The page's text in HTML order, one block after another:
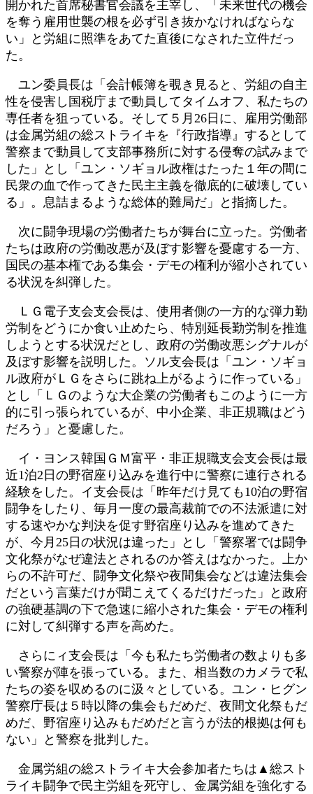
開かれた首席秘書官会議を主宰し、「未来世代の機会
を奪う雇用世襲の根を必ず引き抜かなければならな
い」と労組に照準をあてた直後になされた立件だっ
た。
ユン委員長は「会計帳簿を覗き見ると、労組の自主
性を侵害し国税庁まで動員してタイムオフ、私たちの
専任者を狙っている。そして５月26日に、雇用労働部
は金属労組の総ストライキを『行政指導』するとして
警察まで動員して支部事務所に対する侵奪の試みまで
した」とし「ユン・ソギョル政権はたった１年の間に
民衆の血で作ってきた民主主義を徹底的に破壊してい
る」。息詰まるような総体的難局だ」と指摘した。
次に闘争現場の労働者たちが舞台に立った。労働者
たちは政府の労働改悪が及ぼす影響を憂慮する一方、
国民の基本権である集会・デモの権利が縮小されてい
る状況を糾弾した。
ＬＧ電子支会支会長は、使用者側の一方的な弾力勤
労制をどうにか食い止めたら、特別延長勤労制を推進
しようとする状況だとし、政府の労働改悪シグナルが
及ぼす影響を説明した。ソル支会長は「ユン・ソギョ
ル政府がＬＧをさらに跳ね上がるように作っている」
とし「ＬＧのような大企業の労働者もこのように一方
的に引っ張られているが、中小企業、非正規職はどう
だろう」と憂慮した。
イ・ヨンス韓国ＧＭ富平・非正規職支会支会長は最
近1泊2日の野宿座り込みを進行中に警察に連行される
経験をした。イ支会長は「昨年だけ見ても10泊の野宿
闘争をしたり、毎月一度の最高裁前での不法派遣に対
する速やかな判決を促す野宿座り込みを進めてきた
が、今月25日の状況は違った」とし「警察署では闘争
文化祭がなぜ違法とされるのか答えはなかった。上か
らの不許可だ、闘争文化祭や夜間集会などは違法集会
だという言葉だけが聞こえてくるだけだった」と政府
の強硬基調の下で急速に縮小された集会・デモの権利
に対して糾弾する声を高めた。
さらにィ支会長は「今も私たち労働者の数よりも多
い警察が陣を張っている。また、相当数のカメラで私
たちの姿を収めるのに汲々としている。ユン・ヒグン
警察庁長は５時以降の集会もだめだ、夜間文化祭もだ
めだ、野宿座り込みもだめだと言うが法的根拠は何も
ない」と警察を批判した。
金属労組の総ストライキ大会参加者たちは▲総スト
ライキ闘争で民主労組を死守し、金属労組を強化する